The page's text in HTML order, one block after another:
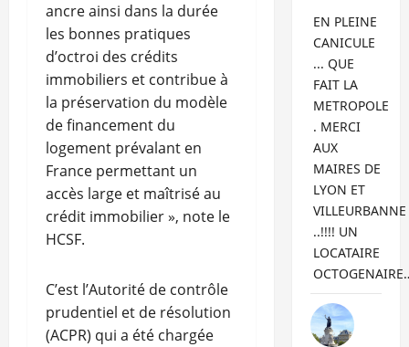
ancre ainsi dans la durée
les bonnes pratiques
d’octroi des crédits
immobiliers et contribue à
la préservation du modèle
de financement du
logement prévalant en
France permettant un
accès large et maîtrisé au
crédit immobilier », note le
HCSF.
C’est l’Autorité de contrôle
prudentiel et de résolution
(ACPR) qui a été chargée
EN PLEINE
CANICULE
... QUE
FAIT LA
METROPOLE
. MERCI
AUX
MAIRES DE
LYON ET
VILLEURBANNE
..!!!! UN
LOCATAIRE